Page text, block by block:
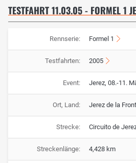
TESTFAHRT 11.03.05 - FORMEL 1
Rennserie: Formel 1
Testfahrten: 2005
Event: Jerez, 08.-11.
Ort, Land: Jerez de la
Strecke: Circuito de
Streckenlänge: 4,428 km